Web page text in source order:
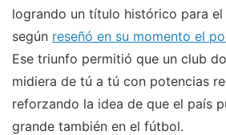
logrando un título histórico para
según reseñó en su momento el
Ese triunfo permitió que un club
midiera de tú a tú con potencias
reforzando la idea de que el país
grande también en el fútbol.